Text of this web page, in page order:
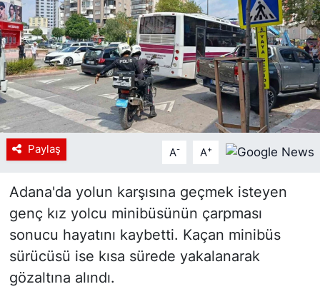
Paylaş A- A+
Adana'da yolun karşısına geçmek isteyen
genç kız yolcu minibüsünün çarpması
sonucu hayatını kaybetti. Kaçan minibüs
sürücüsü ise kısa sürede yakalanarak
gözaltına alındı.
Haberde insan
Tanıtım